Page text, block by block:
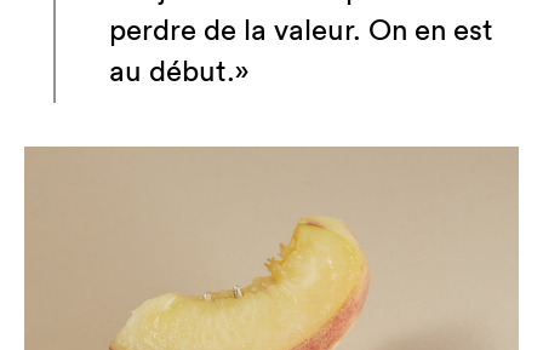
perdre de la valeur. On en est
au début.»